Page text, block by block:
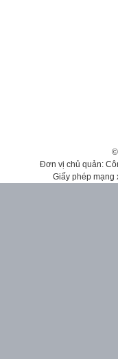
Đơn vị chủ quản:
Giấy phép mạng